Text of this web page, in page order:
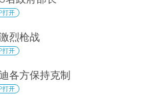
打开
烈枪战
打开
各方保持克制
打开